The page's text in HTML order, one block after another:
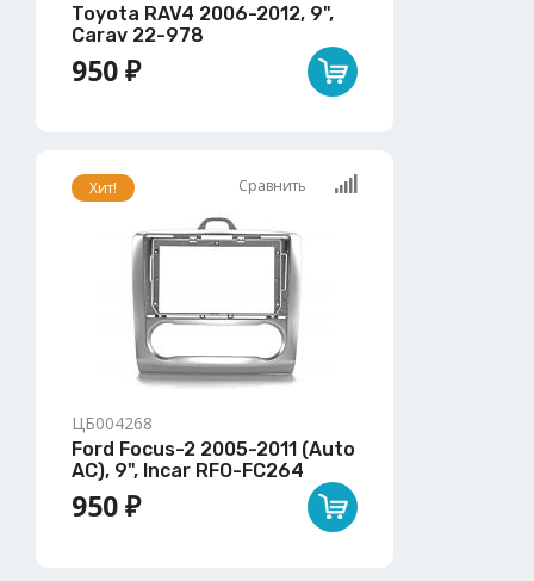
Toyota RAV4 2006-2012, 9",
Carav 22-978
950 ₽
Хит! Сравнить
ЦБ004268
Ford Focus-2 2005-2011 (Auto
AC), 9", Incar RFO-FC264
950 ₽